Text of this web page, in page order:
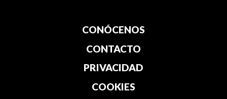
CONÓCENOS
CONTACTO
PRIVACIDAD
COOKIES